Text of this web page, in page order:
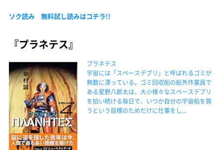
ソク読み 無料試し読みはコチラ!!
『プラネテス』
プラネテス
宇宙には「スペースデブリ」と呼ばれるゴミが
無数に漂っている。ゴミ回収船の船外作業員で
ある星野八郎太は、大小様々なスペースデブリ
を拾い続ける毎日で、いつか自分の宇宙船を買
うという目標のためだけに仕事をし...